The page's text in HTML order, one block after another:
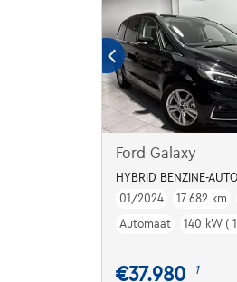
Ford Galaxy
HYBRID BENZINE-
01/2024
17.682 km
Automaat
140 kW (
€37.980 1